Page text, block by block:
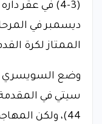
الممتاز لكرة
وضع السويسري
44)، ولكن